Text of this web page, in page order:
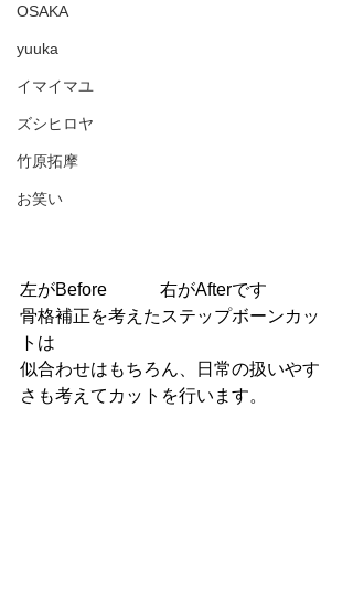
OSAKA
yuuka
イマイマユ
ズシヒロヤ
竹原拓摩
お笑い
左がBefore　　　右がAfterです
骨格補正を考えたステップボーンカッ
トは
似合わせはもちろん、日常の扱いやす
さも考えてカットを行います。